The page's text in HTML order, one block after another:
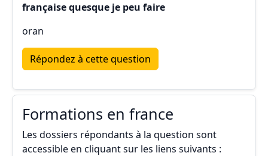
française quesque je peu faire
oran
Répondez à cette question
Formations en france
Les dossiers répondants à la question sont
accessible en cliquant sur les liens suivants :